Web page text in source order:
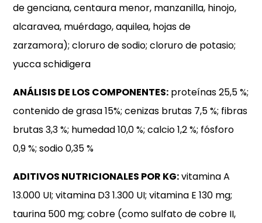
de genciana, centaura menor, manzanilla, hinojo,
alcaravea, muérdago, aquilea, hojas de
zarzamora); cloruro de sodio; cloruro de potasio;
yucca schidigera
ANÁLISIS DE LOS COMPONENTES: proteínas 25,5 %;
contenido de grasa 15%; cenizas brutas 7,5 %; fibras
brutas 3,3 %; humedad 10,0 %; calcio 1,2 %; fósforo
0,9 %; sodio 0,35 %
ADITIVOS NUTRICIONALES POR KG:vitamina A
13.000 UI; vitamina D3 1.300 UI; vitamina E 130 mg;
taurina 500 mg; cobre (como sulfato de cobre II,